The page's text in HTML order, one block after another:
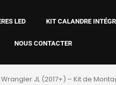
LED KIT CALANDRE
NOUS CONTACTER
JL (2017+) – Kit de